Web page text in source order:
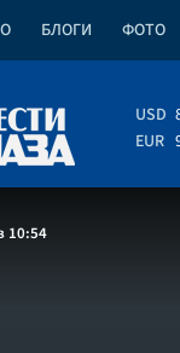
БЛОГИ ФОТО
USD
EUR
10:54